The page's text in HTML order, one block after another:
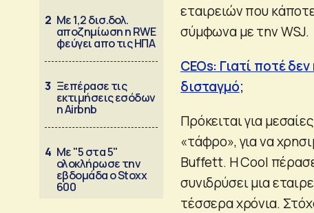
2 Με 1,2 δισ.δολ.
αποζημίωση η RWE
φεύγει απο τις ΗΠΑ
3 Ξεπέρασε τις
εκτιμήσεις εσόδων
η Airbnb
4 Με "5 στα 5"
ολοκλήρωσε την
εβδομάδα ο Stoxx
600
εταιρειών που
σύμφωνα με την WSJ.
CEOs: Γιατί πoτέ
δισταγμό;
Πρόκειται για
«τάφρο», για να
Buffett. Η Cool
συνιδρύσει μια
τέσσερα χρόνια.